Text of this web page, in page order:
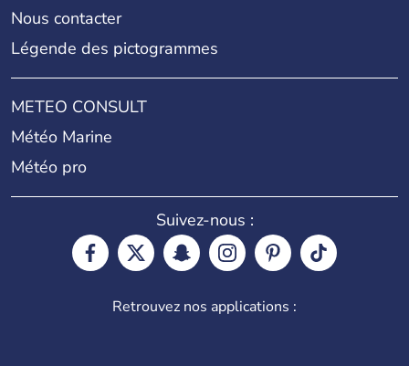
Nous contacter
Légende des pictogrammes
METEO CONSULT
Météo Marine
Météo pro
Suivez-nous :
Retrouvez nos applications :